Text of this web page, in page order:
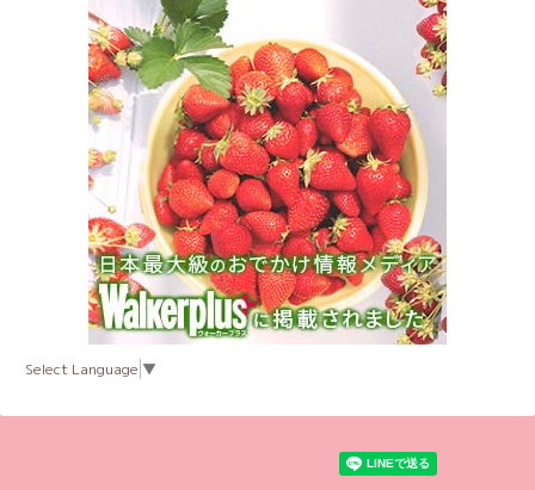
Select Language ▼